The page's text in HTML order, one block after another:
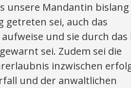
unsere Mandantin bislang
sei, auch das
und sie durch das
sei. Zudem sei die
inzwischen
und der anwaltlichen